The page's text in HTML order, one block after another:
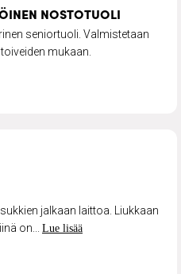
NOSTOTUOLI
seniortuoli. Valmistetaan
mukaan.
Socky
jalkaan laittoa. Liukkaan
on... Lue lisää